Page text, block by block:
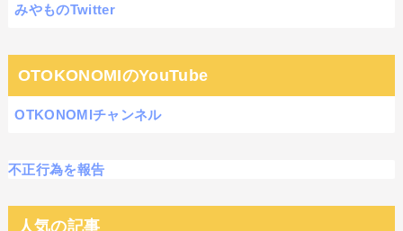
みやものTwitter
OTOKONOMIのYouTube
OTKONOMIチャンネル
不正行為を報告
人気の記事